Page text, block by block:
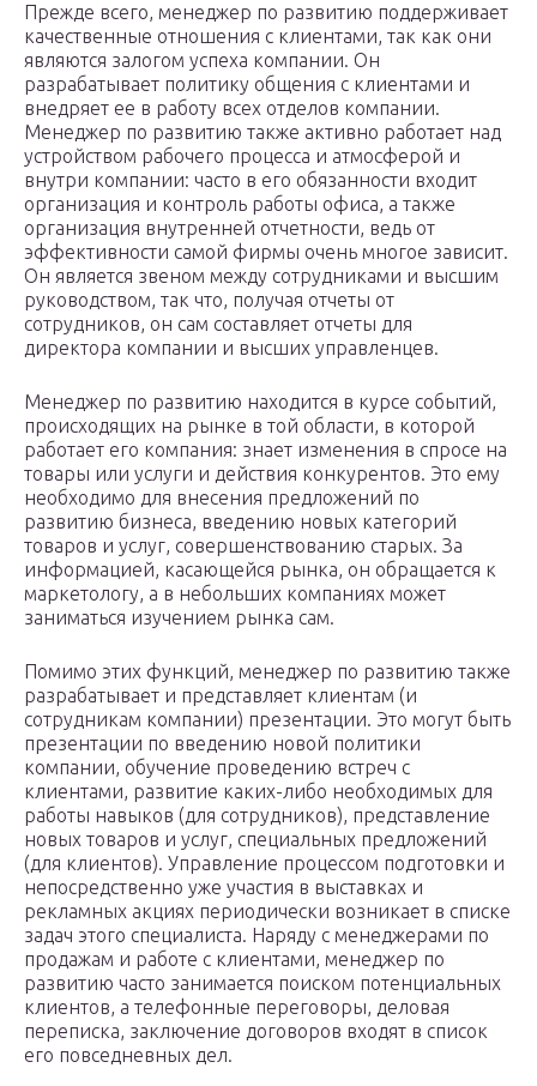
Прежде всего, менеджер по развитию поддерживает
качественные отношения с клиентами, так как они
являются залогом успеха компании. Он
разрабатывает политику общения с клиентами и
внедряет ее в работу всех отделов компании.
Менеджер по развитию также активно работает над
устройством рабочего процесса и атмосферой и
внутри компании: часто в его обязанности входит
организация и контроль работы офиса, а также
организация внутренней отчетности, ведь от
эффективности самой фирмы очень многое зависит.
Он является звеном между сотрудниками и высшим
руководством, так что, получая отчеты от
сотрудников, он сам составляет отчеты для
директора компании и высших управленцев.
Менеджер по развитию находится в курсе событий,
происходящих на рынке в той области, в которой
работает его компания: знает изменения в спросе на
товары или услуги и действия конкурентов. Это ему
необходимо для внесения предложений по
развитию бизнеса, введению новых категорий
товаров и услуг, совершенствованию старых. За
информацией, касающейся рынка, он обращается к
маркетологу, а в небольших компаниях может
заниматься изучением рынка сам.
Помимо этих функций, менеджер по развитию также
разрабатывает и представляет клиентам (и
сотрудникам компании) презентации. Это могут быть
презентации по введению новой политики
компании, обучение проведению встреч с
клиентами, развитие каких-либо необходимых для
работы навыков (для сотрудников), представление
новых товаров и услуг, специальных предложений
(для клиентов). Управление процессом подготовки и
непосредственно уже участия в выставках и
рекламных акциях периодически возникает в списке
задач этого специалиста. Наряду с менеджерами по
продажам и работе с клиентами, менеджер по
развитию часто занимается поиском потенциальных
клиентов, а телефонные переговоры, деловая
переписка, заключение договоров входят в список
его повседневных дел.